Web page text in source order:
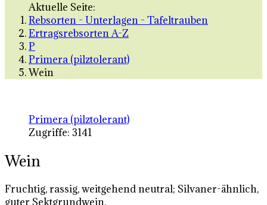
Aktuelle Seite:
Rebsorten - Unterlagen - Tafeltrauben
Ertragsrebsorten A-Z
P
Primera (pilztolerant)
Wein
Primera (pilztolerant)
Zugriffe: 3141
Wein
Fruchtig, rassig, weitgehend neutral; Silvaner-ähnlich,
guter Sektgrundwein.